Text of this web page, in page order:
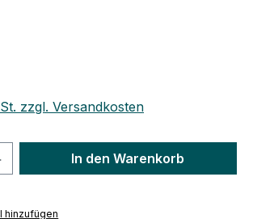
zzgl. Versandkosten
Gib den
In den Warenkorb
hinzufügen